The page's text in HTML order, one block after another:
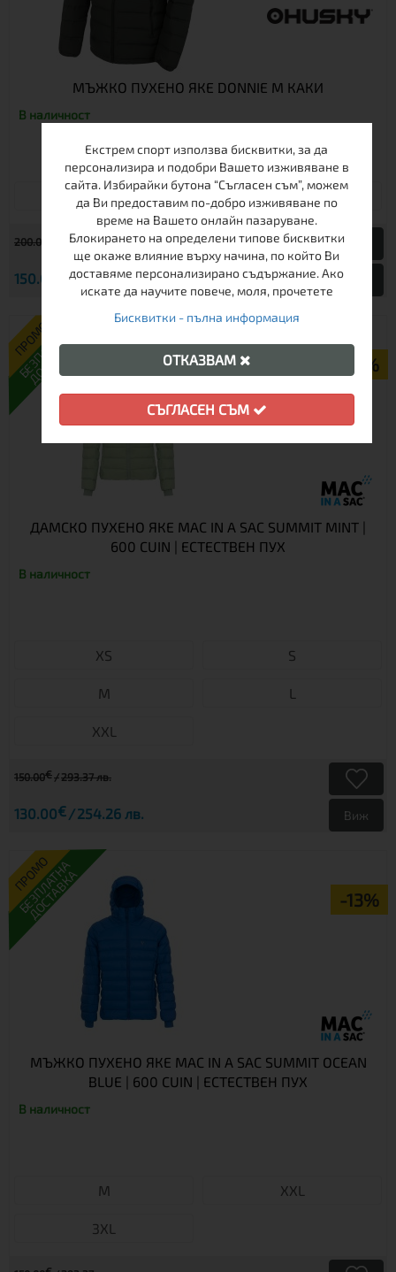
МЪЖКО ПУХЕНО ЯКЕ DONNIE M КАКИ
В наличност
М
200.00 391.17 лв.
150.00 293.37 лв.
ПРОМО
-13%
БЕЗПЛАТНА
ДОСТАВКА
ДАМСКО ПУХЕНО ЯКЕ MAC IN A SAC SUMMIT MINT |
600 CUIN | ЕСТЕСТВЕН ПУХ
В наличност
XS S
М L
XXL
150.00€ 293.37 лв.
130.00€ 254.26 лв. Виж
ПРОМО
-13%
БЕЗПЛАТНА
ДОСТАВКА
МЪЖКО ПУХЕНО ЯКЕ MAC IN A SAC SUMMIT OCEAN
BLUE | 600 CUIN | ЕСТЕСТВЕН ПУХ
В наличност
М XXL
3XL
Екстрем спорт използва бисквитки, за да
персонализира и подобри Вашето изживяване в
сайта. Избирайки бутона “Съгласен съм”, можем
да Ви предоставим по-добро изживяване по
време на Вашето онлайн пазаруване.
Блокирането на определени типове бисквитки
ще окаже влияние върху начина, по който Ви
доставяме персонализирано съдържание. Ако
искате да научите повече, моля, прочетете
Бисквитки - пълна информация
ОТКАЗВАМ
СЪГЛАСЕН СЪМ